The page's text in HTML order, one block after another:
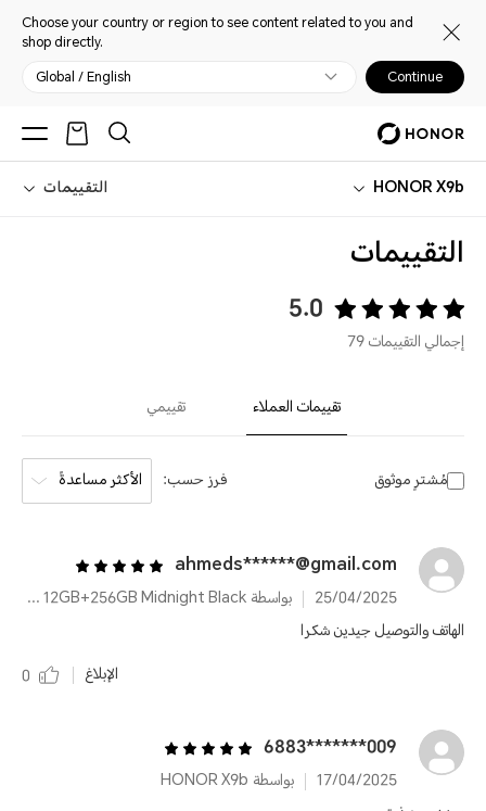
Choose your country or region to see content related to you and
shop directly.
Global / English Continue
HONOR X9b التقييمات
التقييمات
5.0
إجمالي التقييمات 79
تقييمات العملاء تقييمي
مُشترٍ موثوق فرز حسب: الأكثر مساعدةً
ahmeds******@gmail.com
25/04/2025
بواسطة HONOR X9b 12GB+256GB Midnight Black
الهاتف والتوصيل جيدين شكرا
الإبلاغ
0
009*******6883
17/04/2025
بواسطة HONOR X9b